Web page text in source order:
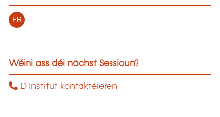
FR
Wéini ass déi nächst Sessioun?
D'Institut kontaktéieren